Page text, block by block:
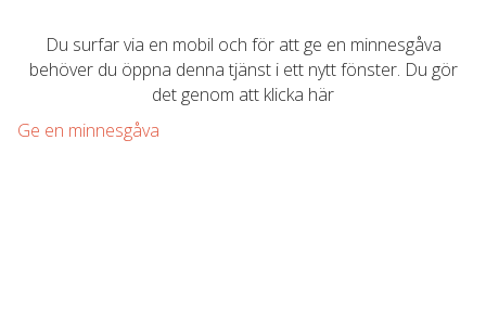
Du surfar via en mobil och för att ge en minnesgåva
behöver du öppna denna tjänst i ett nytt fönster. Du gör
det genom att klicka här
Ge en minnesgåva